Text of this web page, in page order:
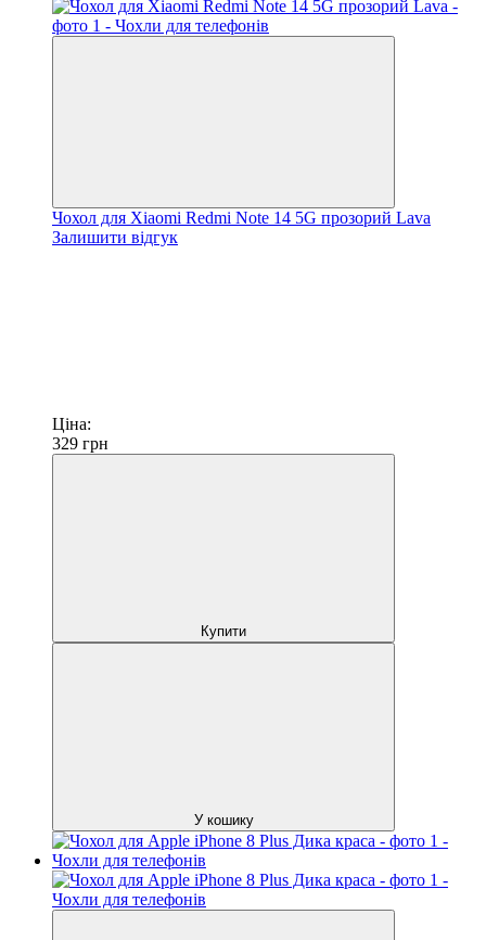
Чохол для Xiaomi Redmi Note 14 5G прозорий Lava
Залишити відгук
Ціна:
329 грн
Купити
У кошику